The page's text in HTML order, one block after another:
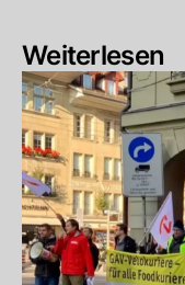
Weiterlesen